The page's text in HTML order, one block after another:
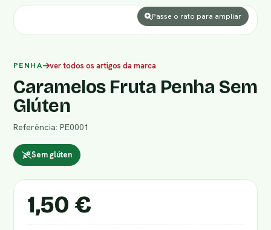
Passe o rato para ampliar
PENHA ver todos os artigos da marca
Caramelos Fruta Penha Sem
Glúten
Referência: PE0001
Sem glúten
1,50 €